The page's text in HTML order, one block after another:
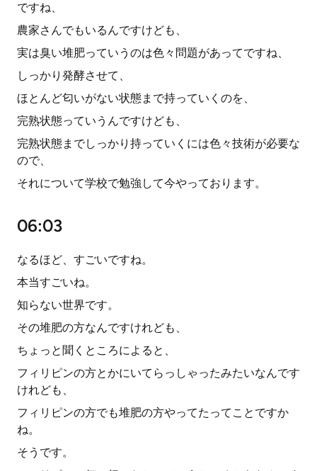
ですね、
農家さんでもいるんですけども、
実は臭い堆肥っていうのは色々問題があってですね、
しっかり発酵させて、
ほとんど匂いがない状態まで持っていくのを、
完熟状態っていうんですけども、
完熟状態までしっかり持っていくには色々技術が必要な
ので、
それについて学校で勉強して今やっております。
06:03
なるほど、すごいですね。
本当すごいね。
知らない世界です。
その堆肥の方なんですけれども、
ちょっと聞くところによると、
フィリピンの方とかにいてらっしゃったみたいなんです
けれども、
フィリピンの方でも堆肥の方やってたってことですか
ね。
そうです。